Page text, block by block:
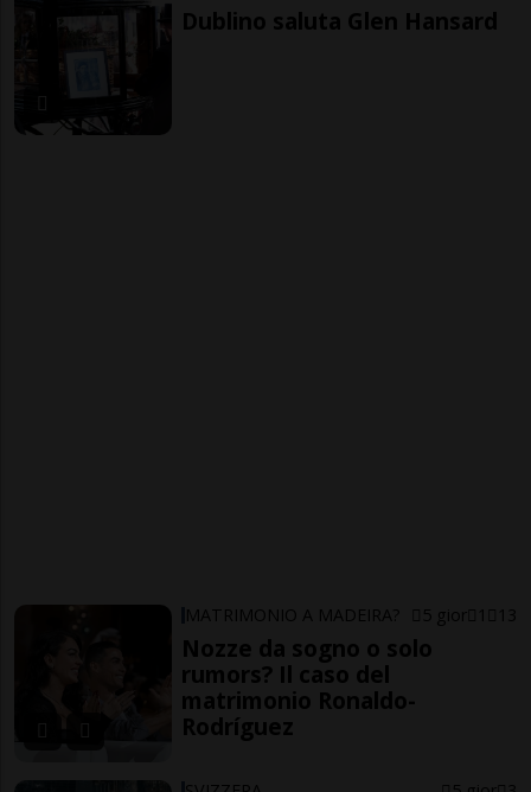
Dublino saluta Glen Hansard
MATRIMONIO A MADEIRA? 5 gior 1 13
Nozze da sogno o solo
rumors? Il caso del
matrimonio Ronaldo-
Rodríguez